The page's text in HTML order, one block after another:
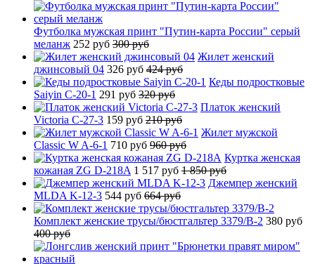
Футболка мужская принт "Путин-карта России" серый
меланж 252 руб 300 руб
Жилет женский
джинсовый 04 326 руб 424 руб
Кеды подростковые
Saiyin C-20-1 291 руб 320 руб
Платок женский
Victoria C-27-3 159 руб 210 руб
Жилет мужской
Classic W A-6-1 710 руб 960 руб
Куртка женская
кожаная ZG D-218A 1 517 руб 1 850 руб
Джемпер женский
MLDA K-12-3 544 руб 664 руб
Комплект женские трусы/бюстгальтер 3379/B-2 380 руб
400 руб